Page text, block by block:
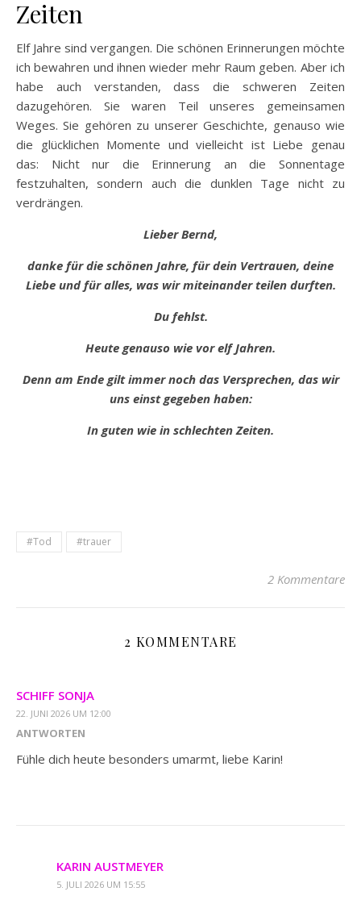
Zeiten
Elf Jahre sind vergangen. Die schönen Erinnerungen möchte
ich bewahren und ihnen wieder mehr Raum geben. Aber ich
habe auch verstanden, dass die schweren Zeiten
dazugehören. Sie waren Teil unseres gemeinsamen
Weges. Sie gehören zu unserer Geschichte, genauso wie
die glücklichen Momente und vielleicht ist Liebe genau
das: Nicht nur die Erinnerung an die Sonnentage
festzuhalten, sondern auch die dunklen Tage nicht zu
verdrängen.
Lieber Bernd,
danke für die schönen Jahre, für dein Vertrauen, deine
Liebe und für alles, was wir miteinander teilen durften.
Du fehlst.
Heute genauso wie vor elf Jahren.
Denn am Ende gilt immer noch das Versprechen, das wir
uns einst gegeben haben:
In guten wie in schlechten Zeiten.
#Tod #trauer
2 Kommentare
2 KOMMENTARE
SCHIFF SONJA
22. JUNI 2026 UM 12:00
ANTWORTEN
Fühle dich heute besonders umarmt, liebe Karin!
KARIN AUSTMEYER
5. JULI 2026 UM 15:55